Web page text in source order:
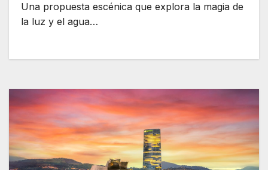
Una propuesta escénica que explora la magia de
la luz y el agua…